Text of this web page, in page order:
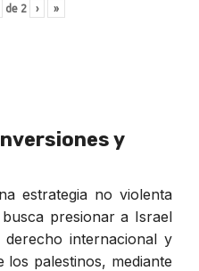
de 2 › »
y
estrategia no violenta
presionar a Israel
internacional y
palestinos, mediante